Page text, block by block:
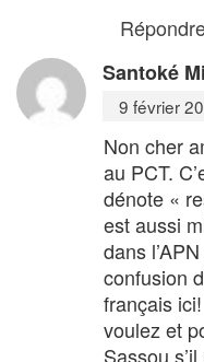
Santoké
9 février
Non cher
au PCT.
dénote «
est aussi
dans
confusion
français
voulez et
Sassou